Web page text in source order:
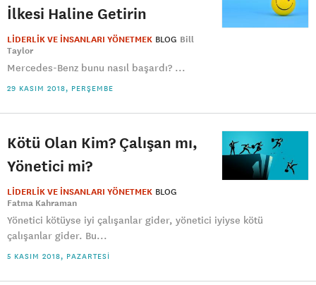
İlkesi Haline Getirin
LİDERLİK VE İNSANLARI YÖNETMEK BLOG Bill
Taylor
Mercedes-Benz bunu nasıl başardı? ...
29 KASIM 2018, PERŞEMBE
Kötü Olan Kim? Çalışan mı,
Yönetici mi?
LİDERLİK VE İNSANLARI YÖNETMEK BLOG
Fatma Kahraman
Yönetici kötüyse iyi çalışanlar gider, yönetici iyiyse kötü
çalışanlar gider. Bu...
5 KASIM 2018, PAZARTESI